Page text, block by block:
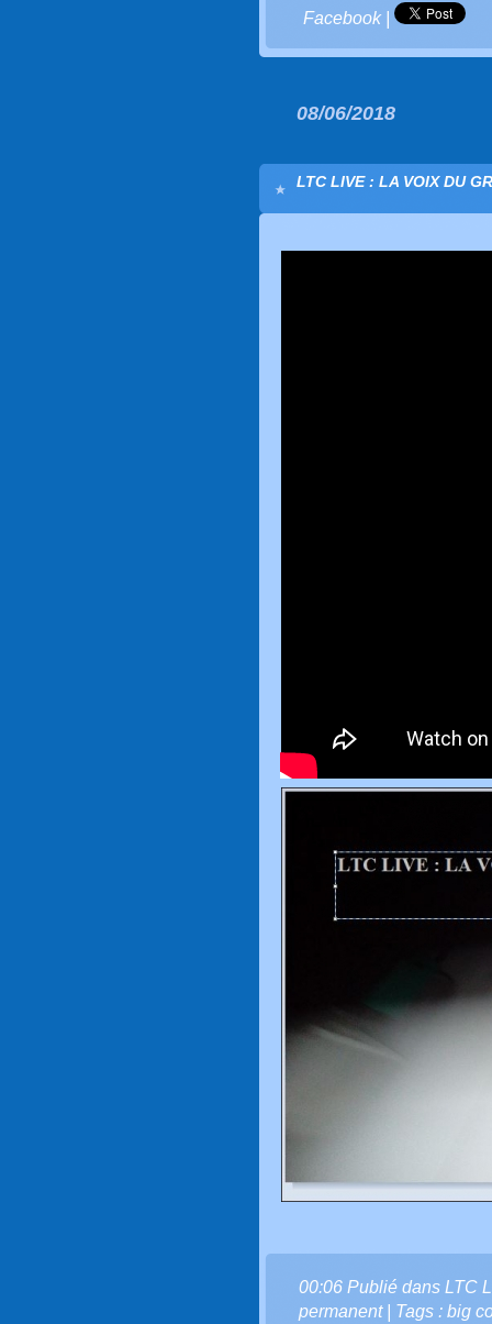
Facebook|
08/06/2018
LTC LIVE : LA VOIX DU
00:06 Publié dans LTC
permanent| Tags : big